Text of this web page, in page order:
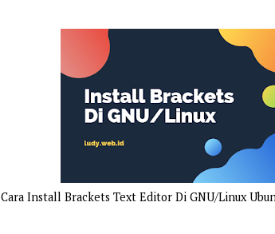
Cara Install Brackets Text Editor Di GNU/Linux